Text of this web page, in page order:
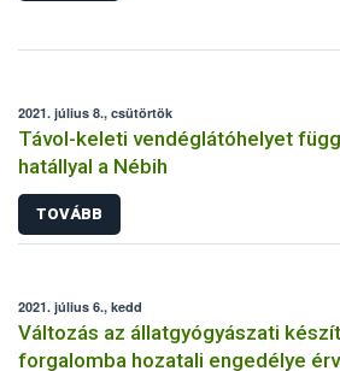
2021. július 8., csütörtök
Távol-keleti vendéglátóhelyet
hatállyal a Nébih
TOVÁBB
2021. július 6., kedd
Változás az állatgyógyászati
forgalomba hozatali engedélye